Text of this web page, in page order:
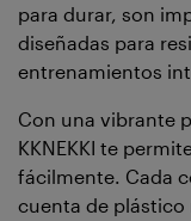
para durar, son
diseñadas para
entrenamientos
Con una vibrante
KKNEKKI te
fácilmente. Cada
cuenta de plástico